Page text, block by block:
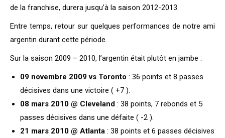
de la franchise, durera jusqu’à la saison 2012-2013.
Entre temps, retour sur quelques performances de notre ami
argentin durant cette période.
Sur la saison 2009 – 2010, l’argentin était plutôt en jambe :
09 novembre 2009 vs Toronto : 36 points et 8 passes
décisives dans une victoire ( +7 ).
08 mars 2010 @ Cleveland : 38 points, 7 rebonds et 5
passes décisives dans une défaite ( -2 ).
21 mars 2010 @ Atlanta : 38 points et 6 passes décisives